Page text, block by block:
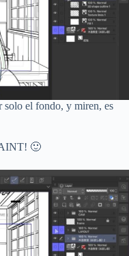
solo el fondo, y miren, es
🙂